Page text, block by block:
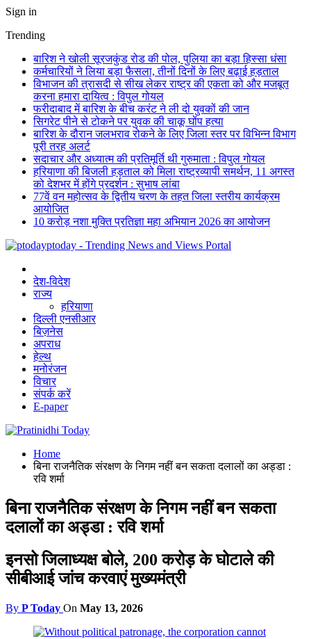
Sign in
Trending
बारिश ने खोली सूरजकुंड रोड की पोल, पुलिया का बड़ा हिस्सा धंसा
कर्मचारियों ने लिया बड़ा फैसला, तीनों दिनों के लिए बढ़ाई हड़ताल
विभाजन की त्रासदी से सीख लेकर राष्ट्र की एकता को और मजबूत
करना हमारा दायित्व : विपुल गोयल
फरीदाबाद में बारिश के बीच करंट ने ली दो युवकों की जान
सिगरेट पीने से टोकने पर युवक की चाकू घोंप हत्या
बारिश के दौरान जलभराव रोकने के लिए जिला स्तर पर विभिन्न विभाग
पूरी तरह अलर्ट
सदाचार और अध्यात्म की प्रतिमूर्ति थी गुरुमाता : विपुल गोयल
हरियाणा की बिजली हड़ताल को मिला राष्ट्रव्यापी समर्थन, 11 अगस्त
को देशभर में होंगे प्रदर्शन : सुभाष लांबा
77वें वन महोत्सव के द्वितीय चरण के तहत जिला स्तरीय कार्यक्रम
आयोजित
10 करोड़ नशा मुक्ति प्रतिज्ञा महा अभियान 2026 का आयोजन
ptoday - Trending News and Views Portal
देश-विदेश
राज्य
हरियाणा
दिल्ली एनसीआर
बिज़नेस
अपराध
हेल्थ
मनोरंजन
विचार
संपर्क करें
E-paper
Home
बिना राजनैतिक संरक्षण के निगम नहीं बन सकता दलालों का अड्डा :
रवि शर्मा
बिना राजनैतिक संरक्षण के निगम नहीं बन सकता
दलालों का अड्डा : रवि शर्मा
इनसो जिलाध्यक्ष बोले, 200 करोड़ के घोटाले की
सीबीआई जांच करवाएं मुख्यमंत्री
By P Today On May 13, 2026